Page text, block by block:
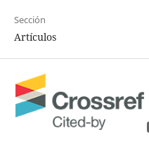
Sección
Artículos